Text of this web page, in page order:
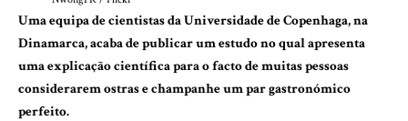
Uma equipa de cientistas da Universidade de Copenhaga, na
Dinamarca, acaba de publicar um estudo no qual apresenta
uma explicação científica para o facto de muitas pessoas
considerarem ostras e champanhe um par gastronómico
perfeito.